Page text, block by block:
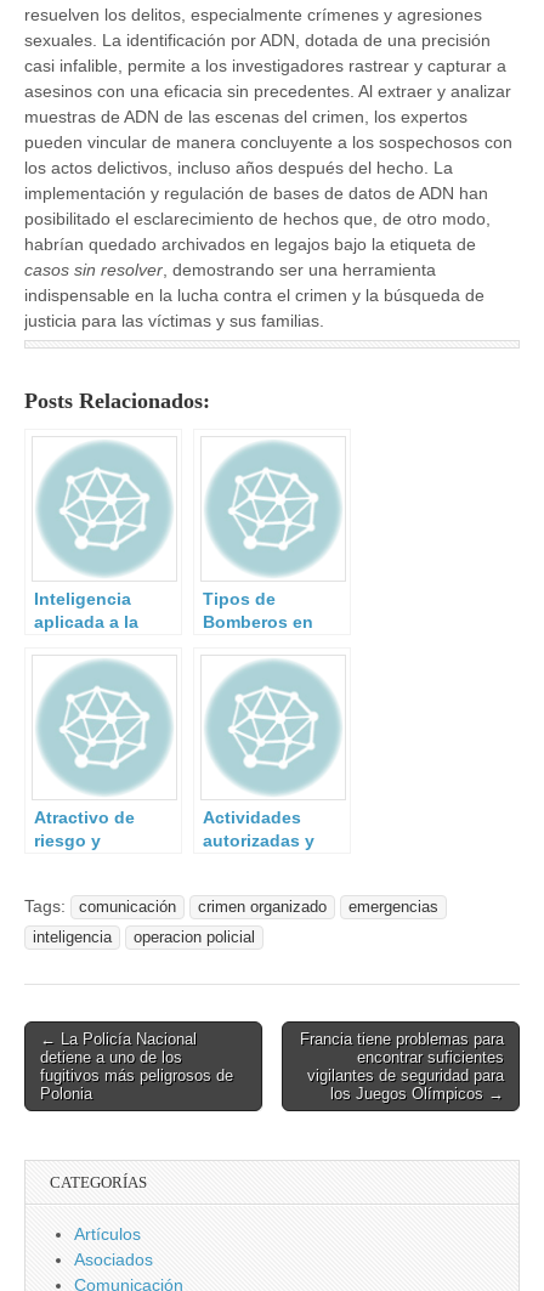
resuelven los delitos, especialmente crímenes y agresiones
sexuales. La identificación por ADN, dotada de una precisión
casi infalible, permite a los investigadores rastrear y capturar a
asesinos con una eficacia sin precedentes. Al extraer y analizar
muestras de ADN de las escenas del crimen, los expertos
pueden vincular de manera concluyente a los sospechosos con
los actos delictivos, incluso años después del hecho. La
implementación y regulación de bases de datos de ADN han
posibilitado el esclarecimiento de hechos que, de otro modo,
habrían quedado archivados en legajos bajo la etiqueta de
casos sin resolver , demostrando ser una herramienta
indispensable en la lucha contra el crimen y la búsqueda de
justicia para las víctimas y sus familias.
Posts Relacionados:
Inteligencia
aplicada a la
emergencias
Tipos de
Bomberos en
Atractivo de
riesgo y
la perspectiva
del agresor
Actividades
autorizadas y
seguridad
Tags: comunicación crimen organizado
emergencias
inteligencia
operacion policial
Post
navigation
← La Policía Nacional
detiene a uno de los
fugitivos más peligrosos de
Polonia
Francia tiene problemas para
encontrar suficientes
vigilantes de seguridad para
los Juegos Olímpicos →
CATEGORÍAS
Artículos
Asociados
Comunicación